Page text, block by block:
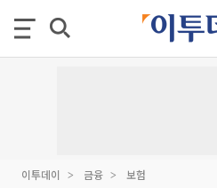
이투데이 금융 보험